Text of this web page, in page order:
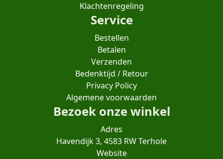
Klachtenregeling
Service
Bestellen
Betalen
Verzenden
Bedenktijd / Retour
Privacy Policy
Algemene voorwaarden
Bezoek onze winkel
Adres
Havendijk 3, 4583 RW Terhole
Website